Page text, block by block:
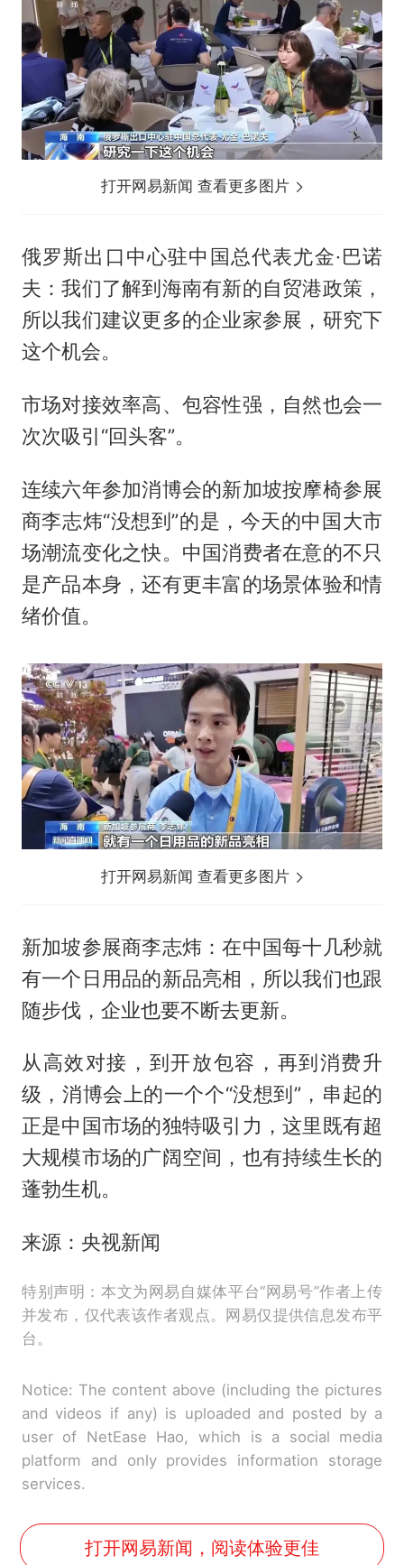
打开网易新闻 查看更多图片
俄罗斯出口中心驻中国总代表尤金·巴诺
夫：我们了解到海南有新的自贸港政策，
所以我们建议更多的企业家参展，研究下
这个机会。
市场对接效率高、包容性强，自然也会一
次次吸引“回头客”。
连续六年参加消博会的新加坡按摩椅参展
商李志炜“没想到”的是，今天的中国大市
场潮流变化之快。中国消费者在意的不只
是产品本身，还有更丰富的场景体验和情
绪价值。
打开网易新闻 查看更多图片
新加坡参展商李志炜：在中国每十几秒就
有一个日用品的新品亮相，所以我们也跟
随步伐，企业也要不断去更新。
从高效对接，到开放包容，再到消费升
级，消博会上的一个个“没想到”，串起的
正是中国市场的独特吸引力，这里既有超
大规模市场的广阔空间，也有持续生长的
蓬勃生机。
来源：央视新闻
特别声明：本文为网易自媒体平台“网易号”作者上传
并发布，仅代表该作者观点。网易仅提供信息发布平
台。
Notice: The content above (including the pictures
and videos if any) is uploaded and posted by a
user of NetEase Hao, which is a social media
platform and only provides information storage
services.
打开网易新闻，阅读体验更佳